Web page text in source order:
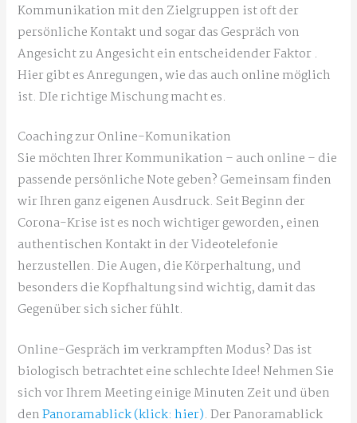
Kommunikation mit den Zielgruppen ist oft der
persönliche Kontakt und sogar das Gespräch von
Angesicht zu Angesicht ein entscheidender Faktor .
Hier gibt es Anregungen, wie das auch online möglich
ist. DIe richtige Mischung macht es.
Coaching zur Online-Komunikation
Sie möchten Ihrer Kommunikation – auch online – die
passende persönliche Note geben? Gemeinsam finden
wir Ihren ganz eigenen Ausdruck. Seit Beginn der
Corona-Krise ist es noch wichtiger geworden, einen
authentischen Kontakt in der Videotelefonie
herzustellen. Die Augen, die Körperhaltung, und
besonders die Kopfhaltung sind wichtig, damit das
Gegenüber sich sicher fühlt.
Online-Gespräch im verkrampften Modus? Das ist
biologisch betrachtet eine schlechte Idee! Nehmen Sie
sich vor Ihrem Meeting einige Minuten Zeit und üben
denPanoramablick (klick: hier). Der Panoramablick